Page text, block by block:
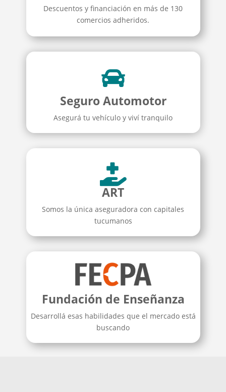
Descuentos y financiación en más de 130
comercios adheridos.

Seguro Automotor
Asegurá tu vehículo y viví tranquilo

ART
Somos la única aseguradora con capitales
tucumanos
Fundación de Enseñanza
Desarrollá esas habilidades que el mercado está
buscando